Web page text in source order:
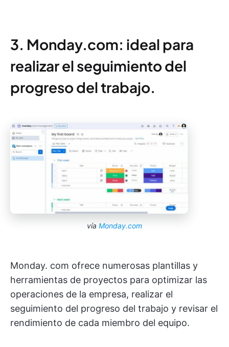
3. Monday.com: ideal para
realizar el seguimiento del
progreso del trabajo.
vía Monday.com
Monday. com ofrece numerosas plantillas y
herramientas de proyectos para optimizar las
operaciones de la empresa, realizar el
seguimiento del progreso del trabajo y revisar el
rendimiento de cada miembro del equipo.